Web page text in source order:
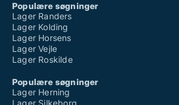
Populære søgninger
Lager Randers
Lager Kolding
Lager Horsens
Lager Vejle
Lager Roskilde
Populære søgninger
Lager Herning
Lager Silkeborg